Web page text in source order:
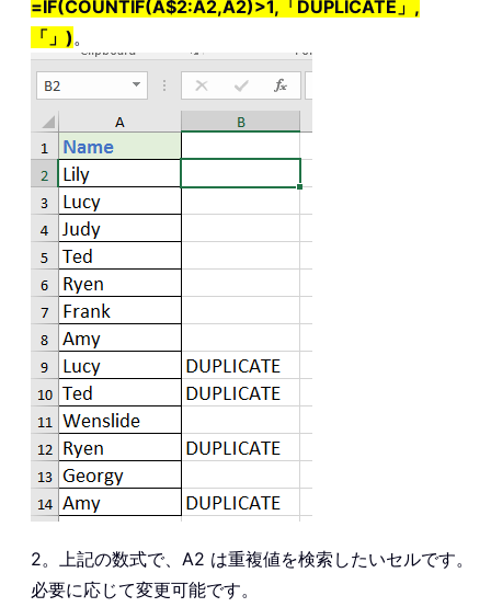
=IF(COUNTIF(A$2:A2,A2)>1,「DUPLICATE」,
「」)。
2。上記の数式で、A2 は重複値を検索したいセルです。
必要に応じて変更可能です。